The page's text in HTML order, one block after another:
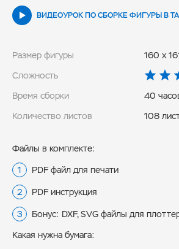
ВИДЕОУРОК ПО СБОРКЕ ФИГУРЫ В
Размер фигуры
160 x
Сложность
Время сборки
40
Количество листов
108
Файлы в комплекте:
PDF файл для печати
PDF инструкция
Бонус: DXF, SVG файлы для
Какая нужна бумага: